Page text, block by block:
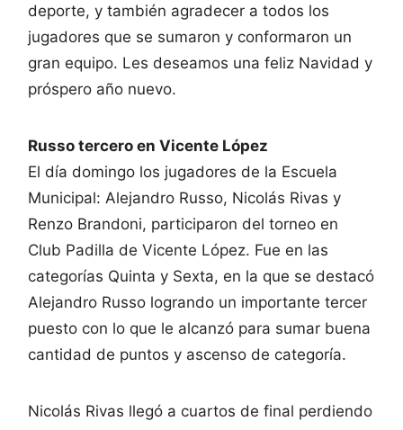
deporte, y también agradecer a todos los
jugadores que se sumaron y conformaron un
gran equipo. Les deseamos una feliz Navidad y
próspero año nuevo.
Russo tercero en Vicente López
El día domingo los jugadores de la Escuela
Municipal: Alejandro Russo, Nicolás Rivas y
Renzo Brandoni, participaron del torneo en
Club Padilla de Vicente López. Fue en las
categorías Quinta y Sexta, en la que se destacó
Alejandro Russo logrando un importante tercer
puesto con lo que le alcanzó para sumar buena
cantidad de puntos y ascenso de categoría.
Nicolás Rivas llegó a cuartos de final perdiendo